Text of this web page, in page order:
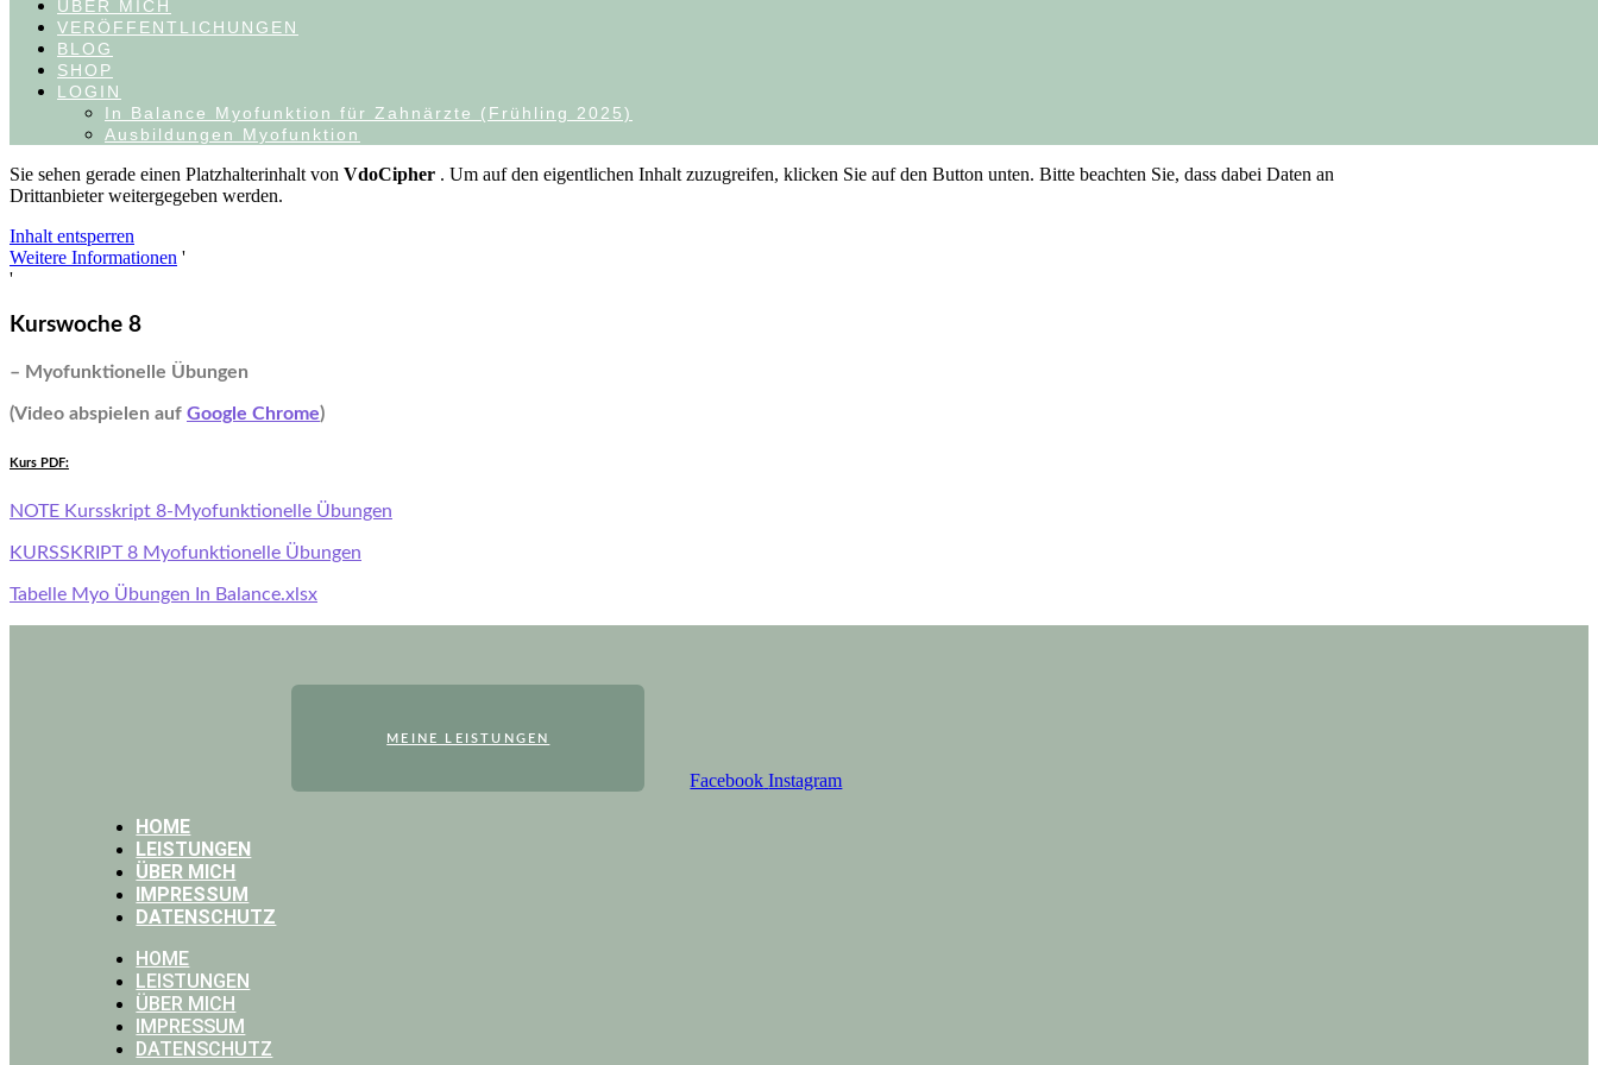
ÜBER MICH
VERÖFFENTLICHUNGEN
BLOG
SHOP
LOGIN
In Balance Myofunktion für Zahnärzte (Frühling 2025)
Ausbildungen Myofunktion
Sie sehen gerade einen Platzhalterinhalt von VdoCipher . Um auf den eigentlichen Inhalt zuzugreifen, klicken Sie auf den Button unten. Bitte beachten Sie, dass dabei Daten an
Drittanbieter weitergegeben werden.
Inhalt entsperren
Weitere Informationen '
'
Kurswoche 8
– Myofunktionelle Übungen
(Video abspielen auf Google Chrome)
Kurs PDF:
NOTE Kursskript 8-Myofunktionelle Übungen
KURSSKRIPT 8 Myofunktionelle Übungen
Tabelle Myo Übungen In Balance.xlsx
MEINE LEISTUNGEN
Facebook Instagram
HOME
LEISTUNGEN
ÜBER MICH
IMPRESSUM
DATENSCHUTZ
HOME
LEISTUNGEN
ÜBER MICH
IMPRESSUM
DATENSCHUTZ